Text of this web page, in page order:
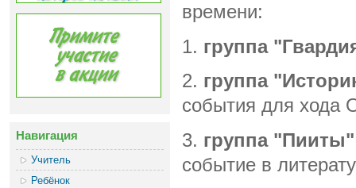
Навигация
Учитель
Ребёнок
времени:
1. группа
2. группа
события для хода
3. группа "Пииты"
событие в